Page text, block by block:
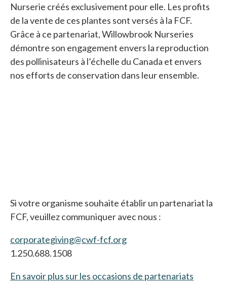
Nurserie créés exclusivement pour elle. Les profits
de la vente de ces plantes sont versés à la FCF.
Grâce à ce partenariat, Willowbrook Nurseries
démontre son engagement envers la reproduction
des pollinisateurs à l’échelle du Canada et envers
nos efforts de conservation dans leur ensemble.
Si votre organisme souhaite établir un partenariat la
FCF, veuillez communiquer avec nous :
corporategiving@cwf-fcf.org
1.250.688.1508
En savoir plus sur les occasions de partenariats